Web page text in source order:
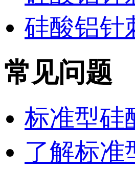
硅酸铝针
常见问题
标准型硅
了解标准